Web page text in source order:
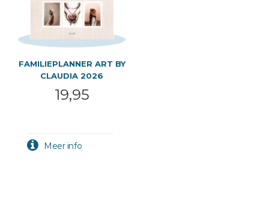
FAMILIEPLANNER ART BY
CLAUDIA 2026
19,95